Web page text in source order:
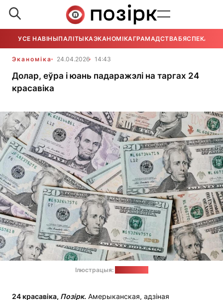
УСЕ НАВІНЫПАЛІТЫКАЭКАНОМІКАГРАМАДСТВАБЯСПЕКА
Эканоміка 24.04.2026 14:43
Долар, еўра і юань падаражэлі на таргах 24
красавіка
Ілюстрацыя:
24 красавіка, Позірк. Амерыканская, адзіная